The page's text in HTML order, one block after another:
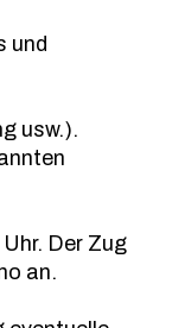
und
usw.).
Der Zug
an.